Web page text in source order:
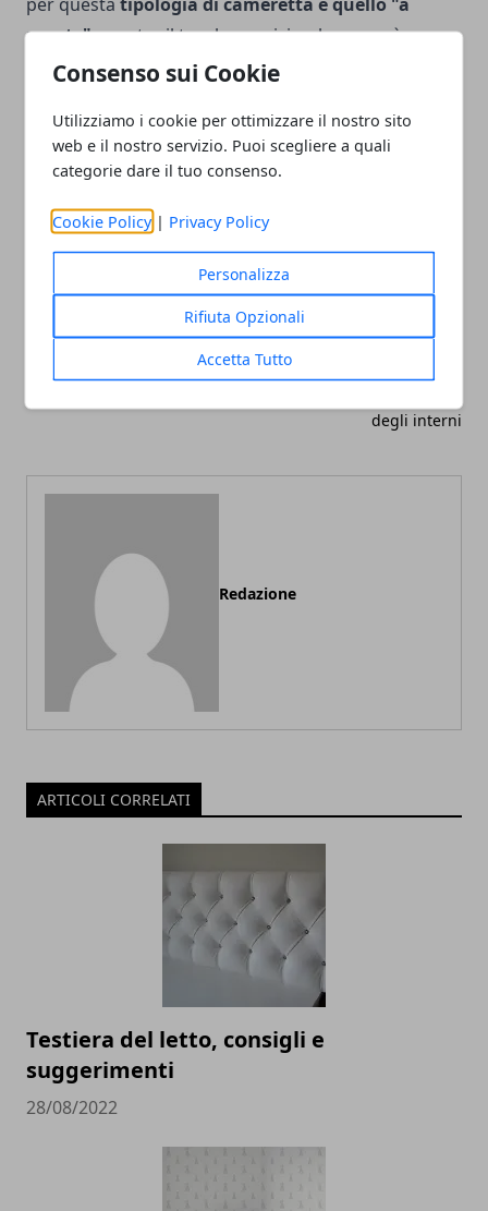
Consenso sui Cookie
Utilizziamo i cookie per ottimizzare il nostro sito
web e il nostro servizio. Puoi scegliere a quali
categorie dare il tuo consenso.
Cookie Policy | Privacy Policy
Personalizza
Rifiuta Opzionali
Accetta Tutto
parete", mentre il tavolo, semicircolare, verrà
posizionato sotto la finestra o a fianco al letto.
Facebook
TwitterWhatsapp
Come arredare il salotto
Integrare un ascensore
domestico senza
degli interni
Redazione
ARTICOLI CORRELATI
Testiera del letto, consigli e
suggerimenti
28/08/2022